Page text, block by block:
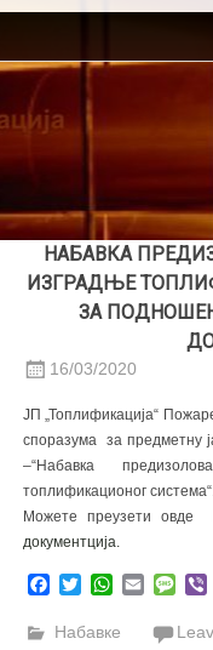
Skip
content
НАБАВКА
ИЗГРАДЊЕ
ЗА
16/03/2020
ЈП „Топлификација“
споразума за предметну
–“Набавка
топлификационог
Можете преузети овде
документција.
Facebook
TwitterWhatsApp
Email
Набавке